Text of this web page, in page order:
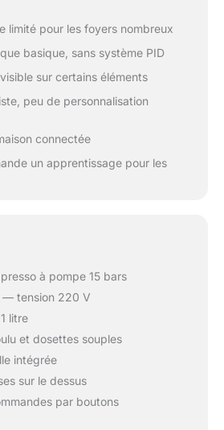
limité pour les foyers nombreux
basique, sans système PID
sur certains éléments
peu de personnalisation
connectée
un apprentissage pour les
à pompe 15 bars
— tension 220 V
litre
et dosettes souples
intégrée
sur le dessus
par boutons